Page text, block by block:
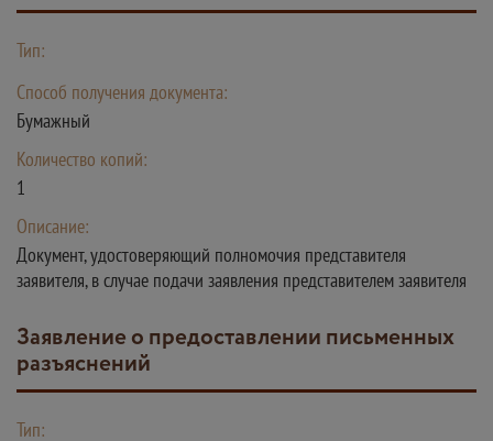
Тип:
Способ получения документа:
Бумажный
Количество копий:
1
Описание:
Документ, удостоверяющий полномочия представителя
заявителя, в случае подачи заявления представителем заявителя
Заявление о предоставлении письменных
разъяснений
Тип: